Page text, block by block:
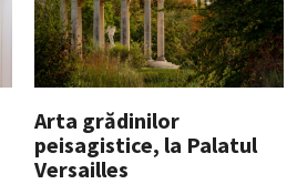
Arta grădinilor
peisagistice, la Palatul
Versailles